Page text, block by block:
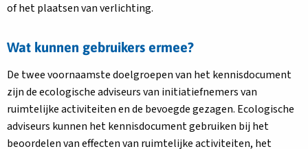
of het plaatsen van verlichting.
Wat kunnen gebruikers ermee?
De twee voornaamste doelgroepen van het kennisdocument
zijn de ecologische adviseurs van initiatiefnemers van
ruimtelijke activiteiten en de bevoegde gezagen. Ecologische
adviseurs kunnen het kennisdocument gebruiken bij het
beoordelen van effecten van ruimtelijke activiteiten, het